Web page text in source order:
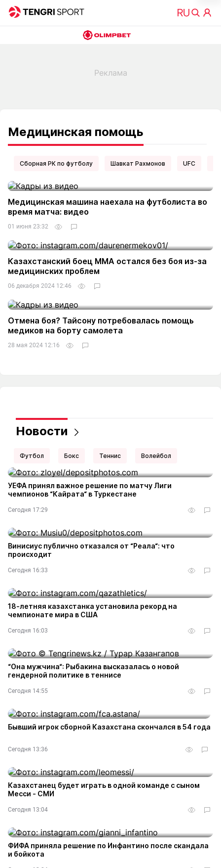
Медицинская помощь
Сборная РК по футболу Шавкат Рахмонов UFC
Медицинская машина наехала на футболиста во
время матча: видео
01 июня 23:32
Казахстанский боец MMA остался без боя из-за
медицинских проблем
06 декабря 2024 12:46
Отмена боя? Тайсону потребовалась помощь
медиков на борту самолета
28 мая 2024 12:16
Новости
Футбол Бокс Теннис Волейбол
УЕФА принял важное решение по матчу Лиги
чемпионов “Кайрата“ в Туркестане
Сегодня 17:29 1
Винисиус публично отказался от “Реала“: что
происходит
Сегодня 16:33
18-летняя казахстанка установила рекорд на
чемпионате мира в США
Сегодня 16:03 1
“Она мужчина“: Рыбакина высказалась о новой
гендерной политике в теннисе
Сегодня 14:55 2
Бывший игрок сборной Казахстана скончался в 54 года
Сегодня 13:36 1
Казахстанец будет играть в одной команде с сыном
Месси - СМИ
Сегодня 13:04
ФИФА приняла решение по Инфантино после скандала
и бойкота